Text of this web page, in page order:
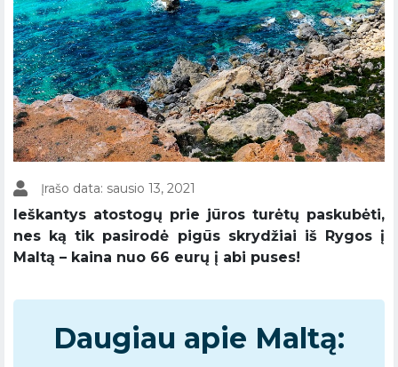
Įrašo data: sausio 13, 2021
Ieškantys atostogų prie jūros turėtų paskubėti,
nes ką tik pasirodė pigūs skrydžiai iš Rygos į
Maltą – kaina nuo 66 eurų į abi puses!
Daugiau apie Maltą: